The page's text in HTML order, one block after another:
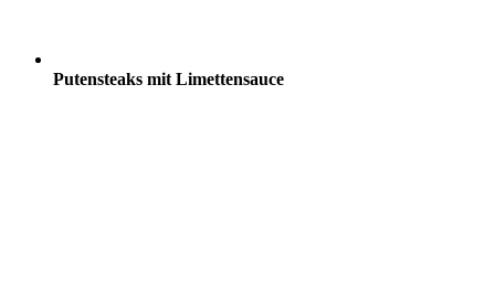
Putensteaks mit Limettensauce